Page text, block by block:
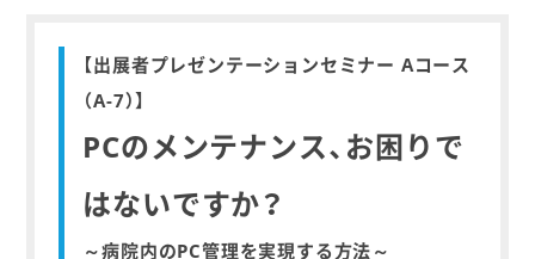
【出展者プレゼンテーションセミナー Aコース
（A-7）】
PCのメンテナンス、お困りで
はないですか？
～病院内のPC管理を実現する方法～